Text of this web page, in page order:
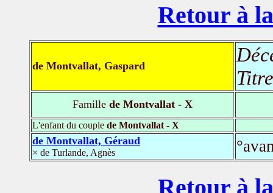
Retour à
de Montvallat, Gaspard
Famille de Montvallat - X
L'enfant du couple de Montvallat - X
de Montvallat, Géraud
× de Turlande, Agnès
Retour à